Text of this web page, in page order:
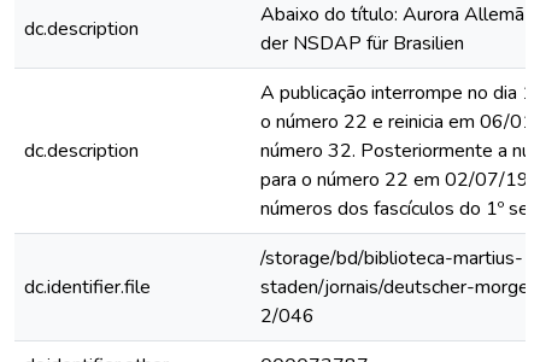
dc.description
Abaixo do título: Aurora Allemã
der NSDAP für Brasilien
dc.description
A publicação interrompe no dia
o número 22 e reinicia em 06/
número 32. Posteriormente a
para o número 22 em 02/07/
números dos fascículos do 1º
dc.identifier.file
/storage/bd/biblioteca-martius-
staden/jornais/deutscher-
2/046